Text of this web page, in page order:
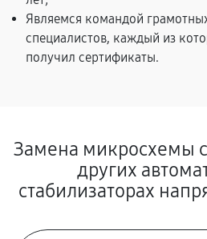
Являемся командой
специалистов, каждый из
получил сертификаты.
Замена микросхемы
других
стабилизаторах